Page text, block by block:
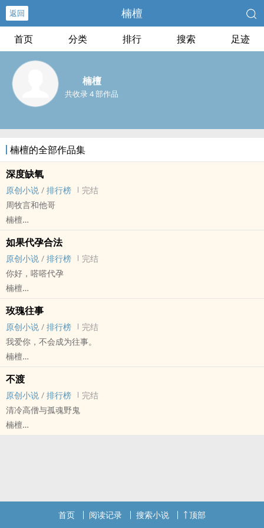
返回 楠檀
首页 分类 排行 搜索 足迹
楠檀
共收录 4 部作品
楠檀的全部作品集
深度缺氧
原创小说 / 排行榜
完结
周牧言和他哥
楠檀
现代 - 狗血 - 虐文 - 相爱相杀
骨科
弟弟攻×哥哥受
正文已完结~
虽然有虐但本质是个甜文
he
问：如果弟弟喜欢哥哥怎幺办？
答：撒娇卖萌求抱抱行不通的话只能硬来了，顺便再搞点小心机。
如果代孕合法
原创小说 / 排行榜
完结
你好，嗒嗒代孕
楠檀
正剧
没有原型，只是开个脑洞
玫瑰往事
原创小说 / 排行榜
完结
我爱你，不会成为往事。
楠檀
悲剧 - 现代 - 校园 - 因缘邂逅
满天星和玫瑰放在一起的花语是
——情有独钟
[他们说一切并非真实，那时星尘有诗歌。]
不渡
原创小说 / 排行榜
完结
清冷高僧与孤魂野鬼
楠檀
首页 阅读记录 搜索小说 顶部